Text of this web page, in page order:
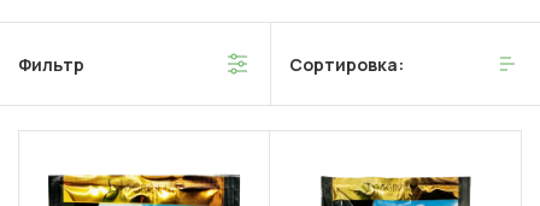
Фильтр Сортировка: